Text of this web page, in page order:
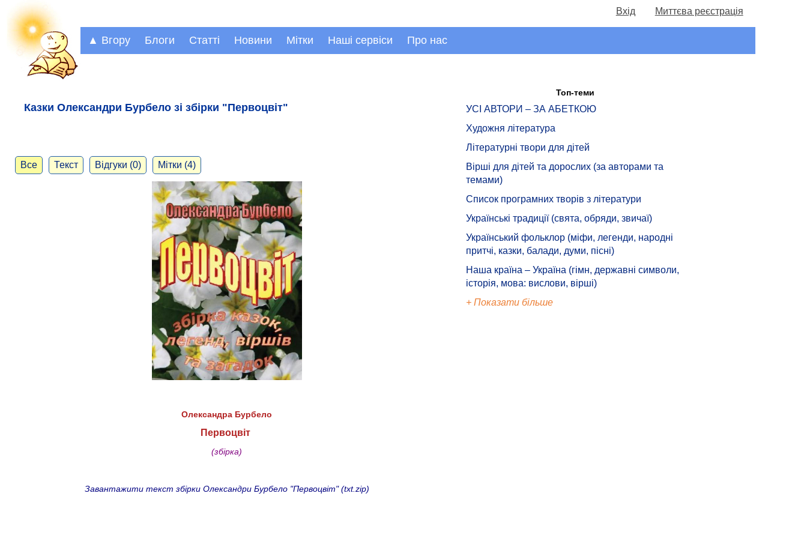
Вхід Миттєва реєстрація
▲ Вгору Блоги Статті Новини Мітки Наші сервіси Про нас
Казки Олександри Бурбело зі збірки "Первоцвіт"
Все Текст Відгуки (0) Мітки (4)
Олександра Бурбело
Первоцвіт
(збірка)
Завантажити текст збірки Олександри Бурбело "Первоцвіт" (txt.zip)
Топ-теми
УСІ АВТОРИ – ЗА АБЕТКОЮ
Художня література
Літературні твори для дітей
Вірші для дітей та дорослих (за авторами та
темами)
Список програмних творів з літератури
Українські традиції (свята, обряди, звичаї)
Український фольклор (міфи, легенди, народні
притчі, казки, балади, думи, пісні)
Наша країна – Україна (гімн, державні символи,
історія, мова: вислови, вірші)
+ Показати більше